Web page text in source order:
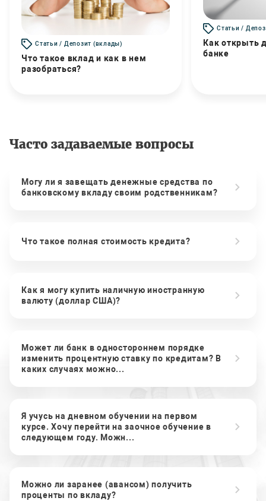
Статьи / Депозит (вклады)
Что такое вклад и как в нем
разобраться?
Статьи /
Как открыть
банке
Часто задаваемые вопросы
Могу ли я завещать денежные средства по
банковскому вкладу своим родственникам?
Что такое полная стоимость кредита?
Как я могу купить наличную иностранную
валюту (доллар США)?
Может ли банк в одностороннем порядке
изменить процентную ставку по кредитам? В
каких случаях можно...
Я учусь на дневном обучении на первом
курсе. Хочу перейти на заочное обучение в
следующем году. Можн...
Можно ли заранее (авансом) получить
проценты по вкладу?